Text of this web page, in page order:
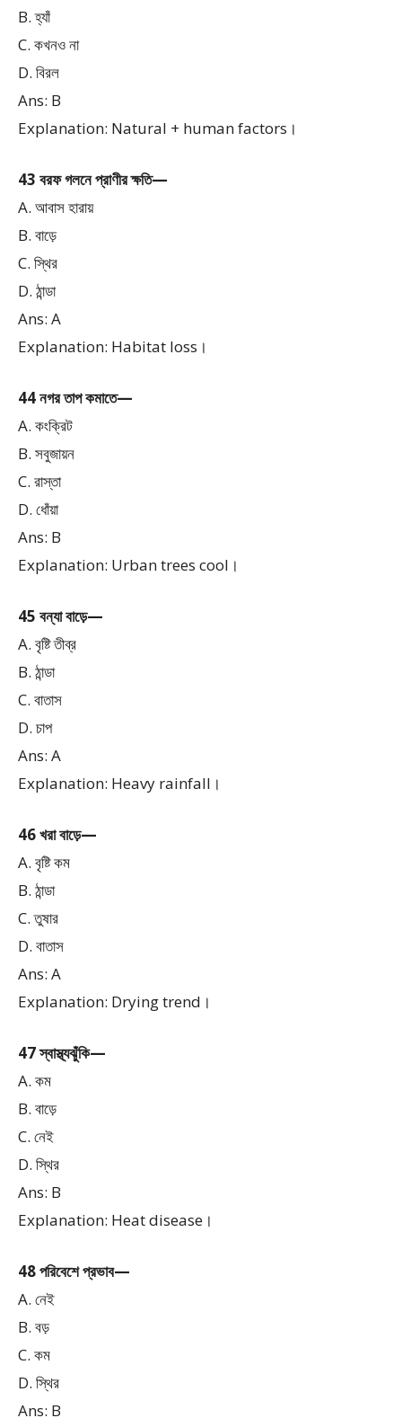
B. হ্যাঁ
C. কখনও না
D. বিরল
Ans: B
Explanation: Natural + human factors।
43 বরফ গলনে প্রাণীর ক্ষতি—
A. আবাস হারায়
B. বাড়ে
C. স্থির
D. ঠান্ডা
Ans: A
Explanation: Habitat loss।
44 নগর তাপ কমাতে—
A. কংক্রিট
B. সবুজায়ন
C. রাস্তা
D. ধোঁয়া
Ans: B
Explanation: Urban trees cool।
45 বন্যা বাড়ে—
A. বৃষ্টি তীব্র
B. ঠান্ডা
C. বাতাস
D. চাপ
Ans: A
Explanation: Heavy rainfall।
46 খরা বাড়ে—
A. বৃষ্টি কম
B. ঠান্ডা
C. তুষার
D. বাতাস
Ans: A
Explanation: Drying trend।
47 স্বাস্থ্যঝুঁকি—
A. কম
B. বাড়ে
C. নেই
D. স্থির
Ans: B
Explanation: Heat disease।
48 পরিবেশে প্রভাব—
A. নেই
B. বড়
C. কম
D. স্থির
Ans: B